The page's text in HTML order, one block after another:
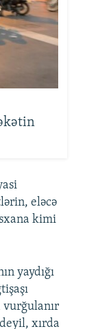
eləcə
kimi
yaydığı
vurğulanır
xırda